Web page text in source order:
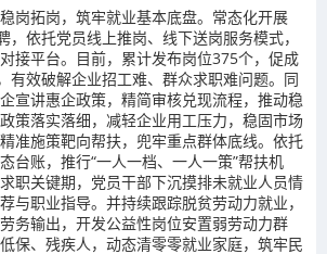
岗拓岗，筑牢就业基本底盘。常态化开展
，依托党员线上推岗、线下送岗服务模式，
接平台。目前，累计发布岗位375个，促成
有效破解企业招工难、群众求职难问题。同
宣讲惠企政策，精简审核兑现流程，推动稳
策落实落细，减轻企业用工压力，稳固市场
准施策靶向帮扶，兜牢重点群体底线。依托
台账，推行“一人一档、一人一策”帮扶机
职关键期，党员干部下沉摸排未就业人员情
与职业指导。并持续跟踪脱贫劳动力就业，
务输出，开发公益性岗位安置弱劳动力群
保、残疾人，动态清零零就业家庭，筑牢民